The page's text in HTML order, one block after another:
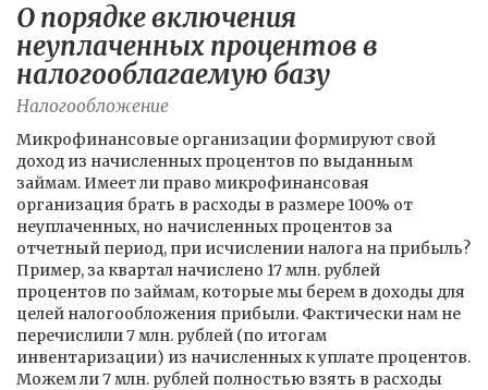
О порядке включения
неуплаченных процентов в
налогооблагаемую базу
Налогообложение
Микрофинансовые организации формируют свой
доход из начисленных процентов по выданным
займам. Имеет ли право микрофинансовая
организация брать в расходы в размере 100% от
неуплаченных, но начисленных процентов за
отчетный период, при исчислении налога на прибыль?
Пример, за квартал начислено 17 млн. рублей
процентов по займам, которые мы берем в доходы для
целей налогообложения прибыли. Фактически нам не
перечислили 7 млн. рублей (по итогам
инвентаризации) из начисленных к уплате процентов.
Можем ли 7 млн. рублей полностью взять в расходы